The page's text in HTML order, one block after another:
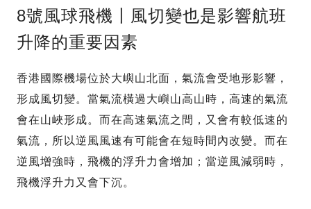
8號風球飛機〡風切變也是影響航班
升降的重要因素
香港國際機場位於大嶼山北面，氣流會受地形影響，
形成風切變。當氣流橫過大嶼山高山時，高速的氣流
會在山峽形成。而在高速氣流之間，又會有較低速的
氣流，所以逆風風速有可能會在短時間內改變。而在
逆風增強時，飛機的浮升力會增加；當逆風減弱時，
飛機浮升力又會下沉。